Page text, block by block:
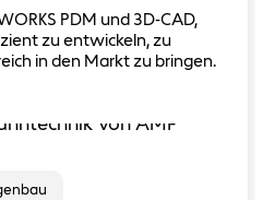
PDM und 3D-CAD,
zu entwickeln, zu
in den Markt zu bringen.